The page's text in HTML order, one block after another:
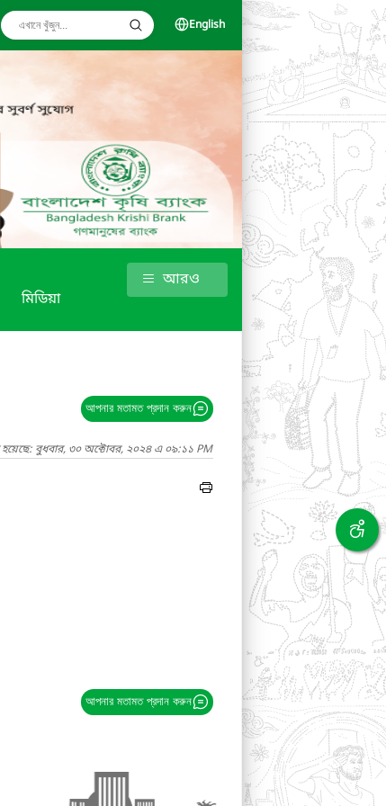
English
মিডিয়া
আরও
আপনার মতামত প্রদান করুন
হয়েছে: বুধবার, ৩০ অক্টোবর, ২০২৪ এ ০৯:১১ PM
আপনার মতামত প্রদান করুন